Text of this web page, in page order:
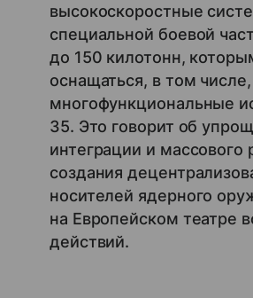
высокоскоростные
специальной боевой
до 150 килотонн,
оснащаться, в том числе,
многофункциональные
35. Это говорит об
интеграции и
создания
носителей ядерного
на Европейском театре
действий.